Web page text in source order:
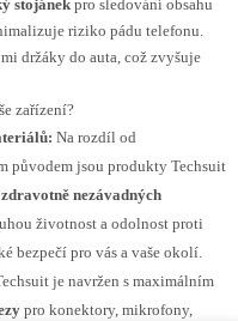
stojánekpro sledování obsahu
riziko pádu telefonu.
držáky do auta, což zvyšuje
zařízení?
Na rozdíl od
původem jsou produkty Techsuit
nezávadných
životnost a odolnost proti
bezpečí pro vás a vaše okolí.
je navržen s maximálním
pro konektory, mikrofony,